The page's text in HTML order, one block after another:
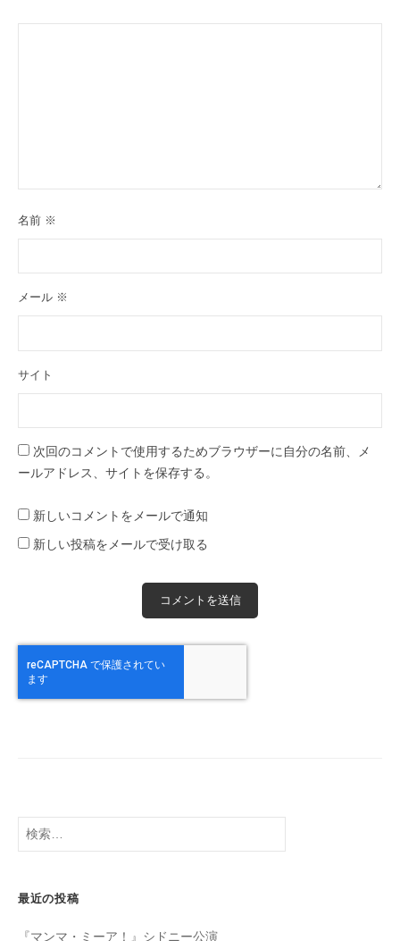
名前 ※
メール ※
サイト
次回のコメントで使用するためブラウザーに自分の名前、メ
ールアドレス、サイトを保存する。
新しいコメントをメールで通知
新しい投稿をメールで受け取る
検
最近の投稿
『マンマ・ミーア！』シドニー公演